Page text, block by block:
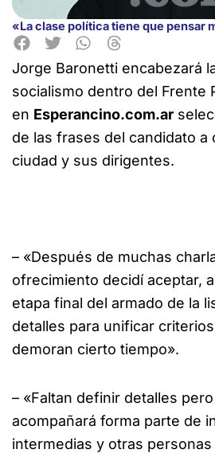
«La clase política tiene que pensar
Jorge Baronetti encabezará
socialismo dentro del Frente
en Esperancino.com.ar
de las frases del candidato a
ciudad y sus dirigentes.
– «Después de muchas
ofrecimiento decidí aceptar,
etapa final del armado de la
detalles para unificar
demoran cierto tiempo».
– «Faltan definir detalles
acompañará forma parte de
intermedias y otras